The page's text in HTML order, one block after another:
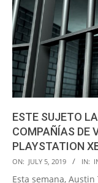
ESTE SUJETO
COMPAÑÍAS DE
PLAYSTATION
2019-
07-
ON: JULY 5, 2019 IN:
Esta semana,